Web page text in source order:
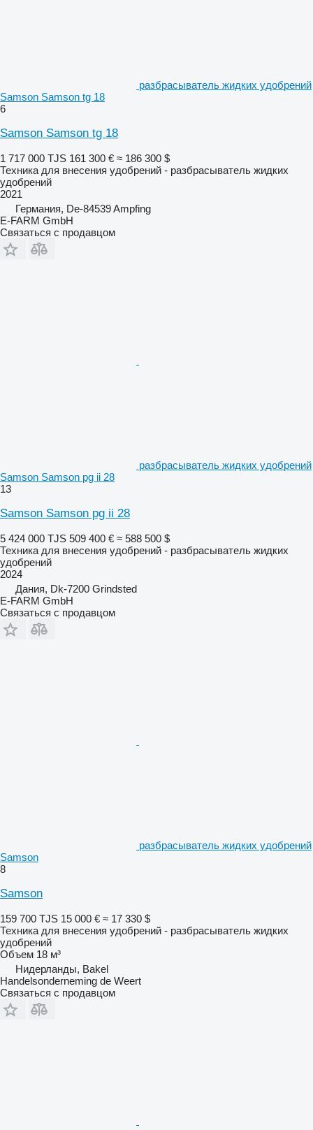
разбрасыватель жидких удобрений
Samson Samson tg 18
6
Samson Samson tg 18
1 717 000 TJS 161 300 € ≈ 186 300 $
Техника для внесения удобрений - разбрасыватель жидких
удобрений
2021
Германия, De-84539 Ampfing
E-FARM GmbH
Связаться с продавцом
разбрасыватель жидких удобрений
Samson Samson pg ii 28
13
Samson Samson pg ii 28
5 424 000 TJS 509 400 € ≈ 588 500 $
Техника для внесения удобрений - разбрасыватель жидких
удобрений
2024
Дания, Dk-7200 Grindsted
E-FARM GmbH
Связаться с продавцом
разбрасыватель жидких удобрений
Samson
8
Samson
159 700 TJS 15 000 € ≈ 17 330 $
Техника для внесения удобрений - разбрасыватель жидких
удобрений
Объем 18 м³
Нидерланды, Bakel
Handelsonderneming de Weert
Связаться с продавцом